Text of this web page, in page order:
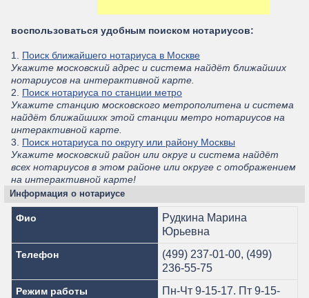
воспользоваться удобным поиском нотариусов:
1. Поиск ближайшего нотариуса в Москве
Укажите московский адрес и система найдёт ближайших
нотариусов на интерактивной карте.
2. Поиск нотариуса по станции метро
Укажите станцию московского метрополитена и система
найдёт ближайшихк этой станции метро нотариусов на
интерактивной карте.
3. Поиск нотариуса по округу или району Москвы
Укажите московский район или округ и система найдёт
всех нотариусов в этом районе или округе с отображением
на интерактивной карте!
Информация о нотариусе
Фио
Рудкина Марина
Юрьевна
Телефон
(499) 237-01-00, (499)
236-55-75
Режим работы
Пн-Чт 9-15-17. Пт 9-15-